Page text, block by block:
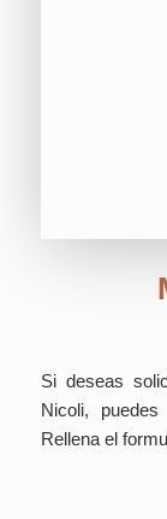
Si deseas
Nicoli,
Rellena el